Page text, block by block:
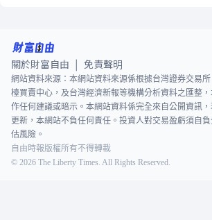
關於財富自由 免責聲明
網站資料來源：本網站資料來源係根據台灣證券交易
檯買賣中心，及台灣經濟新報等機構分析資料之匯整
作任何建議或暗示。本網站資料係完全來自公開資訊
更新，本網站不負任何責任。投資人對交易盈虧須自
估風險。
自由時報版權所有不得轉載
© 2026 The Liberty Times. All Rights Reserved.